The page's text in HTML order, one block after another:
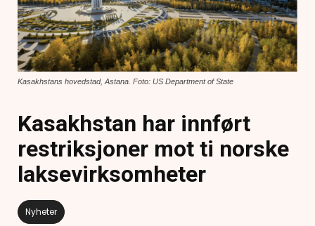
Kasakhstans hovedstad, Astana. Foto: US Department of State
Kasakhstan har innført
restriksjoner mot ti norske
laksevirksomheter
Nyheter